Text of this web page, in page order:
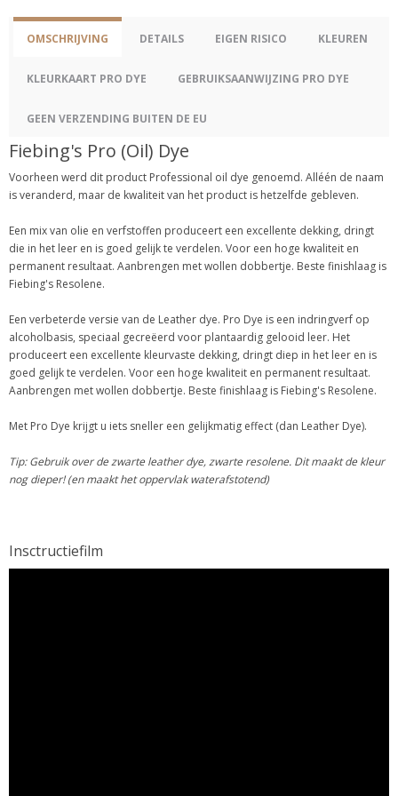
OMSCHRIJVING DETAILS EIGEN RISICO KLEUREN
KLEURKAART PRO DYE GEBRUIKSAANWIJZING PRO DYE
GEEN VERZENDING BUITEN DE EU
Fiebing's Pro (Oil) Dye
Voorheen werd dit product Professional oil dye genoemd. Alléén de naam
is veranderd, maar de kwaliteit van het product is hetzelfde gebleven.
Een mix van olie en verfstoffen produceert een excellente dekking, dringt
die in het leer en is goed gelijk te verdelen. Voor een hoge kwaliteit en
permanent resultaat. Aanbrengen met wollen dobbertje. Beste finishlaag is
Fiebing's Resolene.
Een verbeterde versie van de Leather dye. Pro Dye is een indringverf op
alcoholbasis, speciaal gecreëerd voor plantaardig gelooid leer. Het
produceert een excellente kleurvaste dekking, dringt diep in het leer en is
goed gelijk te verdelen. Voor een hoge kwaliteit en permanent resultaat.
Aanbrengen met wollen dobbertje. Beste finishlaag is Fiebing's Resolene.
Met Pro Dye krijgt u iets sneller een gelijkmatig effect (dan Leather Dye).
Tip: Gebruik over de zwarte leather dye, zwarte resolene. Dit maakt de kleur
nog dieper! (en maakt het oppervlak waterafstotend)
Insctructiefilm